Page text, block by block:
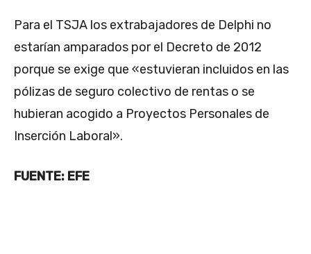
Para el TSJA los extrabajadores de Delphi no
estarían amparados por el Decreto de 2012
porque se exige que «estuvieran incluidos en las
pólizas de seguro colectivo de rentas o se
hubieran acogido a Proyectos Personales de
Inserción Laboral».
FUENTE: EFE